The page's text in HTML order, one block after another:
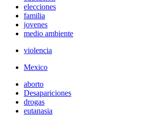
elecciones
familia
jovenes
medio ambiente
violencia
Mexico
aborto
Desapariciones
drogas
eutanasia